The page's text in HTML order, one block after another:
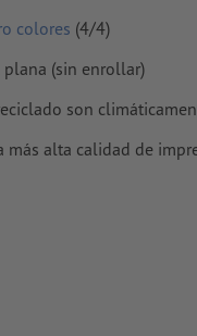
colores (4/4)
(sin enrollar)
son
alta calidad de